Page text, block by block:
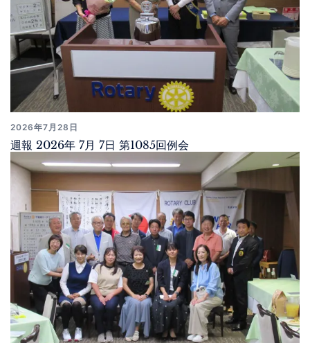
2026年7月28日
週報 2026年 7月 7日 第1085回例会